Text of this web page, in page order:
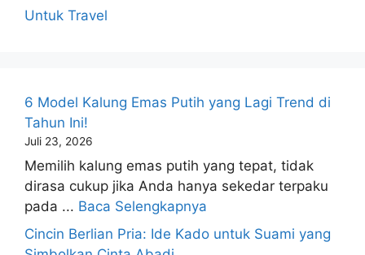
Untuk Travel
6 Model Kalung Emas Putih yang Lagi Trend di
Tahun Ini!
Juli 23, 2026
Memilih kalung emas putih yang tepat, tidak
dirasa cukup jika Anda hanya sekedar terpaku
pada ... Baca Selengkapnya
Cincin Berlian Pria: Ide Kado untuk Suami yang